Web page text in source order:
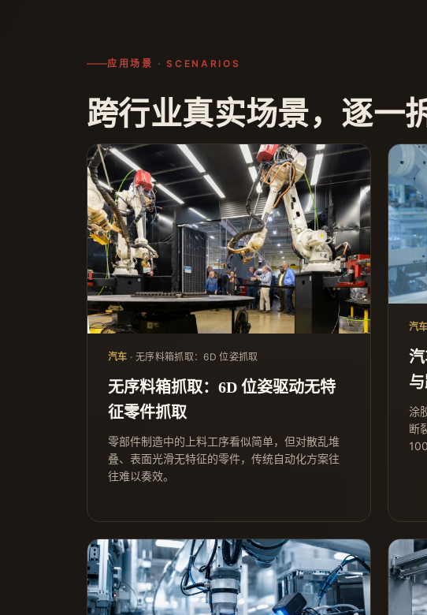
应用场景 · SCENARIOS
跨行业真实场景，逐一
汽车 · 无序料箱抓取：6D 位姿抓取
无序料箱抓取：6D 位姿驱动无特
征零件抓取
零部件制造中的上料工序看似简单，但对散乱堆
叠、表面光滑无特征的零件，传统自动化方案往
往难以奏效。
汽车
涂
断